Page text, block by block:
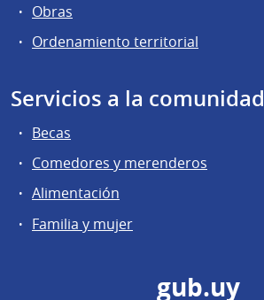
Obras
Ordenamiento territorial
Servicios a la comunidad
Becas
Comedores y merenderos
Alimentación
Familia y mujer
gub.uy